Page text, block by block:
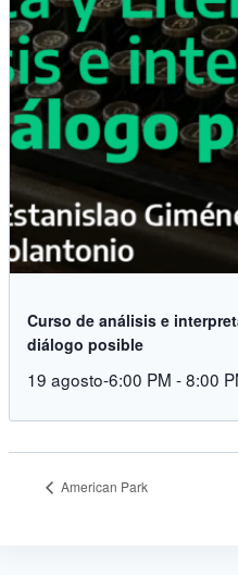
Curso de análisis e
diálogo posible
19 agosto-6:00 PM -8:00
American Park